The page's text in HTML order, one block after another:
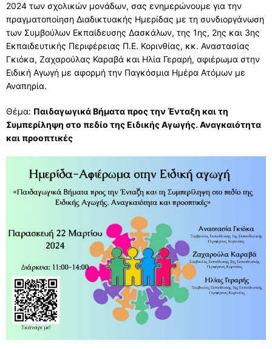
ΔΙΕΥΘΥΝΤΗΣ
ΠΥΣΠΕ
ΔΕΛΤΙΑ ΤΥΠΟΥ
ΧΩΡΟΤΑΞΙΚΗ ΚΑΤΑΝΟΜΗ
ΧΩΡΟΤΑΞΙΚΗ ΚΑΤΑΝΟΜΗ
ΧΑΡΤΗΣ
e-ΧΑΡΤΗΣ
ΣΤΟΙΧΕΙΑ ΣΧΟΛΙΚΩΝ ΜΟΝΑΔΩΝ
ΣΤΟΙΧΕΙΑ ΣΧΟΛΙΚΩΝ ΜΟΝΑΔΩΝ
ΟΜΑΔΕΣ ΣΧΟΛΕΙΩΝ
ΟΡΓΑΝΙΚΟΤΗΤΑ ΣΧΟΛΙΚΩΝ ΜΟΝΑΔΩΝ
ΙΔΡΥΜΕΝΟ ΤΜΗΜΑ ΕΝΤΑΞΗΣ
ΟΡΙΣΜΟΣ ΓΙΑ ΛΕΙΤΟΥΡΓΙΑ ΔΥΕΠ
ΔΥΝΑΤΟΤΗΤΑ ΙΔΡΥΣΗΣ Τ.Υ. ΖΕΠ
ΔΙΕΥΘΥΝΣΕΙΣ-ΤΗΛΕΦΩΝΑ ΣΧΟΛΕΙΩΝ
ΣΥΜΒΟΥΛΟΙ ΕΚΠΑΙΔΕΥΣΗΣ
ΕΚΔΡΟΜΕΣ
ΝΟΜΟΘΕΣΙΑ
ΠΡΟΣΚΛΗΣΗ ΕΚΔΗΛΩΣΗΣ ΕΝΔΙΑΦΕΡΟΝΤΟΣ
ΤΑΞΙΔΙΩΤΙΚΩΝ ΓΡΑΦΕΙΩΝ
ΣΧΟΛΙΚΗ ΚΟΛΥΜΒΗΣΗ
MYSCHOOL
ΕΚΠΑΙΔΕΥΤΙΚΟΙ
ΠΡΟΣΛΗΨΕΙΣ – ΔΙΟΡΙΣΜΟΙ
ΑΝΑΠΛΗΡΩΤΕΣ
ΤΟΠΟΘΕΤΗΣΕΙΣ
ΑΠΟΣΠΑΣΕΙΣ
ΥΠΕΡΑΡΙΘΜΙΕΣ
ΝΟΜΟΘΕΣΙΑ
ΑΙΤΗΣΕΙΣ
ΜΕΛΕΤΕΣ – ΔΡΑΣΕΙΣ
ΜΕΛΕΤΕΣ – ΔΡΑΣΕΙΣ
ΕΠΙΣΤΗΜΟΝΙΚΗ ΕΠΕΤΗΡΙΔΑ
ΚΑΙΝΟΤΟΜΕΣ ΔΡΑΣΕΙΣ
ΕΠΟΠΤΡΙΑ-ΣΥΜΒΟΥΛΟΙ
ΕΠΟΠΤΡΙΑ-ΣΥΜΒΟΥΛΟΙ
ΕΠΙΜΟΡΦΩΣΕΙΣ ΕΠΟΠΤΡΙΑΣ ΠΟΙΟΤΗΤΑΣ
ΣΩΜΑ ΣΥΜΒΟΥΛΩΝ ΕΚΠΑΙΔΕΥΣΗΣ
ΕΝΤΥΠΑ
ΟΙΚΟΝΟΜΙΚΑ
ΜΙΣΘΟΔΟΣΙΑ
ΕΠΙΚΟΙΝΩΝΙΑ
ΕΠΙΚΟΙΝΩΝΙΑ
ΣΥΧΝΕΣ ΕΡΩΤΗΣΕΙΣ
ΣΥΧΝΕΣ ΕΡΩΤΗΣΕΙΣ – ΤΜΗΜΑ ΔΙΟΙΚΗΤΙΚΟΥ
ΣΥΧΝΕΣ ΕΡΩΤΗΣΕΙΣ – ΤΜΗΜΑ ΟΙΚΟΝΟΜΙΚΟΥ
ΣΥΧΝΕΣ ΕΡΩΤΗΣΕΙΣ – ΤΜΗΜΑ ΠΡΟΣΩΠΙΚΟΥ
ΥΠΟΒΟΛΗ ΑΙΤΗΣΗΣ ΜΕ ΛΟΓΟΤΥΠΟ ΕΣΠΑ
2024 των σχολικών μονάδων, σας ενημερώνουμε για την
πραγματοποίηση Διαδικτυακής Ημερίδας με τη συνδιοργάνωση
των Συμβούλων Εκπαίδευσης Δασκάλων, της 1ης, 2ης και 3ης
Εκπαιδευτικής Περιφέρειας Π.Ε. Κορινθίας, κκ. Αναστασίας
Γκιόκα, Ζαχαρούλας Καραβά και Ηλία Γεραρή, αφιέρωμα στην
Ειδική Αγωγή με αφορμή την Παγκόσμια Ημέρα Ατόμων με
Αναπηρία.
Θέμα: Παιδαγωγικά Βήματα προς την Ένταξη και τη
Συμπερίληψη στο πεδίο της Ειδικής Αγωγής.Αναγκαιότητα
και προοπτικές